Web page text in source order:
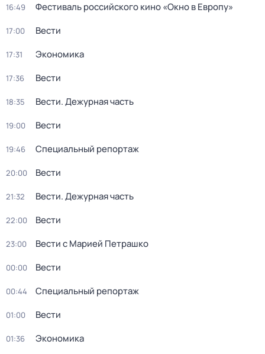
16:49 Фестиваль российского кино «Окно в Европу»
17:00 Вести
17:31 Экономика
17:36 Вести
18:35 Вести. Дежурная часть
19:00 Вести
19:46 Специальный репортаж
20:00 Вести
21:32 Вести. Дежурная часть
22:00 Вести
23:00 Вести с Марией Петрашко
00:00 Вести
00:44 Специальный репортаж
01:00 Вести
01:36 Экономика